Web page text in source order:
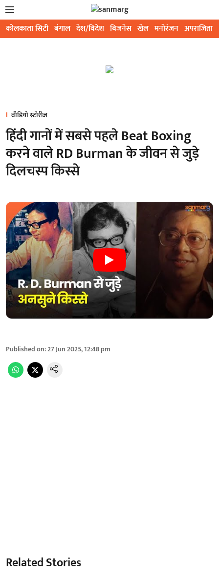
कोलकाता सिटी बंगाल देश/विदेश बिजनेस खेल मनोरंजन अपराजिता
वीडियो स्टोरीज
हिंदी गानों में सबसे पहले Beat Boxing
करने वाले RD Burman के जीवन से जुड़े
दिलचस्प किस्से
Published on:27 Jun 2025, 12:48 pm
Related Stories